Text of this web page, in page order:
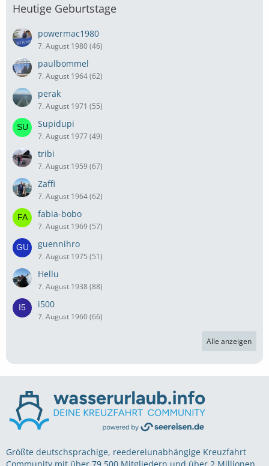
Heutige Geburtstage
powermac1980
7. August 1980 (46)
paulbommel
7. August 1964 (62)
perak
7. August 1971 (55)
Supidupi
7. August 1977 (49)
tribi
7. August 1959 (67)
Zaffi
7. August 1964 (62)
fabia-bobo
7. August 1969 (57)
guennihro
7. August 1975 (51)
Hellu
7. August 1938 (88)
i500
7. August 1960 (66)
Alle anzeigen
Größte deutschsprachige, reedereiunabhängige Kreuzfahrt